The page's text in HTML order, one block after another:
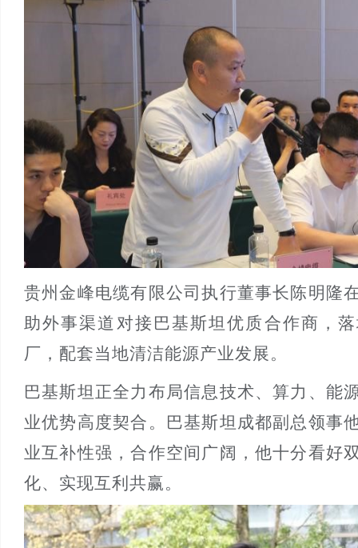
贵州金峰电缆有限公司执行董事长陈明隆
助外事渠道对接巴基斯坦优质合作商，
厂，配套当地清洁能源产业发展。
巴基斯坦正全力布局信息技术、算力、能
业优势高度契合。巴基斯坦成都副总领事
业互补性强，合作空间广阔，他十分看好
化、实现互利共赢。